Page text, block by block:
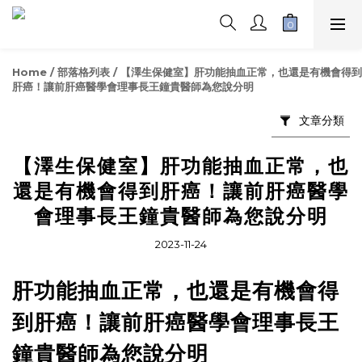
Home /部落格列表 /
【澤生保健室】肝功能抽血正常，也還是有機會得到
肝癌！讓前肝癌醫學會理事長王鐘貴醫師為您說分明
文章分類
【澤生保健室】肝功能抽血正常，也
還是有機會得到肝癌！讓前肝癌醫學
會理事長王鐘貴醫師為您說分明
2023-11-24
肝功能抽血正常，也還是有機會得
到肝癌！讓前肝癌醫學會理事長王
鐘貴醫師為您說分明